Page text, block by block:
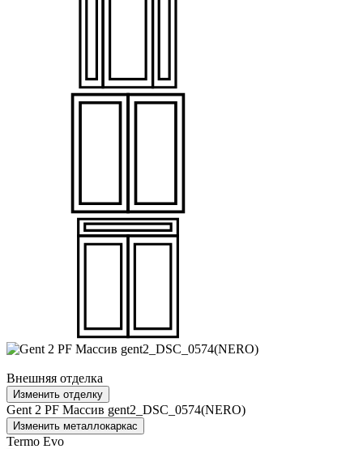
Внешняя отделка
Изменить отделку
Gent 2 PF Массив gent2_DSC_0574(NERO)
Изменить металлокаркас
Termo Evo